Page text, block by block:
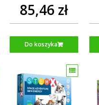
85,46 zł
Do koszyka